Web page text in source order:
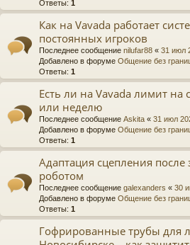
Ответы: 1
Как на Vavada работает
постоянных игроков
Последнее сообщение nilufar88 « 31 июл
Добавлено в форуме Общение без
Ответы: 1
Есть ли на Vavada лимит на
или неделю
Последнее сообщение Askita « 31 июл
Добавлено в форуме Общение без
Ответы: 1
Адаптация сцепления
роботом
Последнее сообщение galexanders « 30
Добавлено в форуме Общение без
Ответы: 1
Гофрированные трубы для